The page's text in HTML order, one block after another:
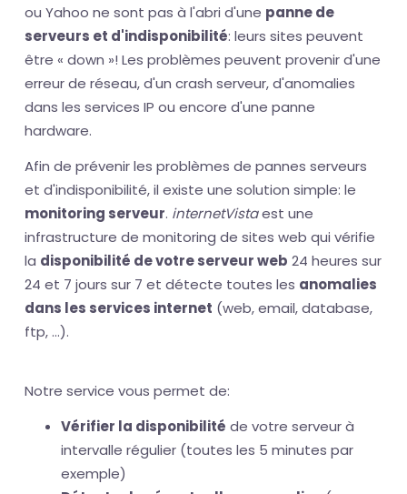
ou Yahoo ne sont pas à l'abri d'une panne de
serveurs et d'indisponibilité: leurs sites peuvent
être « down »! Les problèmes peuvent provenir d'une
erreur de réseau, d'un crash serveur, d'anomalies
dans les services IP ou encore d'une panne
hardware.
Afin de prévenir les problèmes de pannes serveurs
et d'indisponibilité, il existe une solution simple: le
monitoring serveur. internetVistaest une
infrastructure de monitoring de sites web qui vérifie
la disponibilité de votre serveur web 24 heures sur
24 et 7 jours sur 7 et détecte toutes les anomalies
dans les services internet (web, email, database,
ftp, ...).
Notre service vous permet de:
Vérifier la disponibilité de votre serveur à
intervalle régulier (toutes les 5 minutes par
exemple)